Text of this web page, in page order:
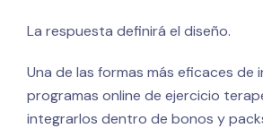
La respuesta definirá el diseño.
Una de las formas más eficaces de
programas online de ejercicio
integrarlos dentro de bonos y